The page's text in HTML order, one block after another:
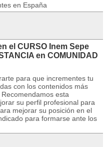
en España
el CURSO Inem Sepe
en COMUNIDAD
para que incrementes tu
con los contenidos más
esta
su perfil profesional para
mejorar su posición en el
para formarse ante los